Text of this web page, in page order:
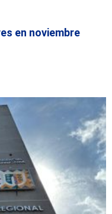
en noviembre